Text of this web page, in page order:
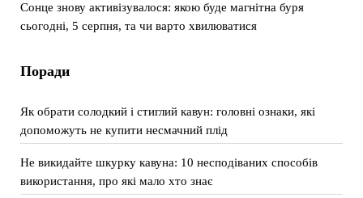
Сонце знову активізувалося: якою буде магнітна буря
сьогодні, 5 серпня, та чи варто хвилюватися
Поради
Як обрати солодкий і стиглий кавун: головні ознаки, які
допоможуть не купити несмачний плід
Не викидайте шкурку кавуна: 10 несподіваних способів
використання, про які мало хто знає